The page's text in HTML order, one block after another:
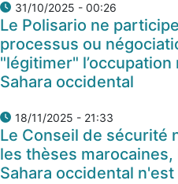
31/10/2025 - 00:26
Le Polisario ne
processus ou
"légitimer"
Sahara occidental
18/11/2025 - 21:33
Le Conseil de sécurité
les thèses
Sahara occidental n'est